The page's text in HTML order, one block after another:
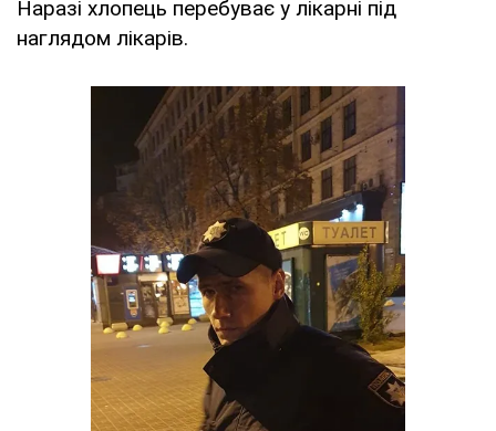
Наразі хлопець перебуває у лікарні під
наглядом лікарів.